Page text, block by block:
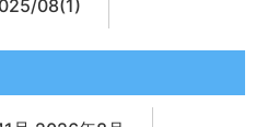
08(1)